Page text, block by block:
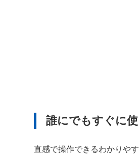
誰にでもすぐに
直感で操作できるわかりや